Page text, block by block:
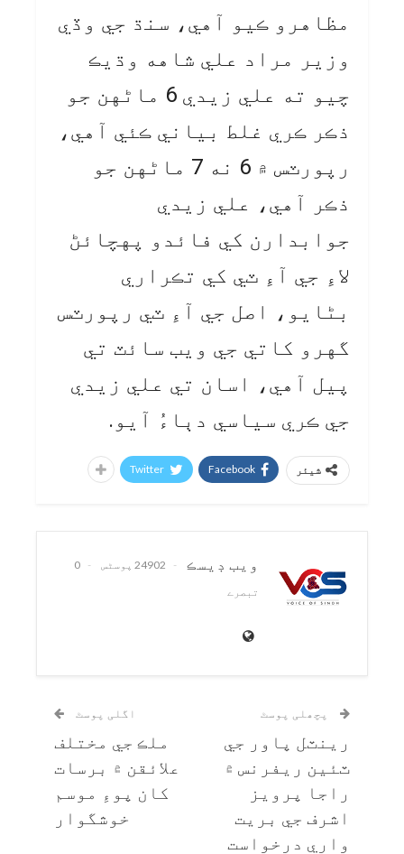
مظاهرو ڪيو آهي، سنڌ جي وڏي
وزير مراد علي شاهه وڌيڪ
چيو ته علي زيدي 6 ماڻهن جو
ذڪر ڪري غلط بياني ڪئي آهي،
رپورٽس ۾ 6 نه 7 ماڻهن جو
ذڪر آهي، علي زيدي
جوابدارن کي فائدو پهچائڻ
لاءِ جي آءِ ٽي کي تڪراري
بڻايو، اصل جي آءِ ٽي رپورٽس
گهرو کاتي جي ويب سائٽ تي
پيل آهي، اسان تي علي زيدي
جي ڪري سياسي دٻاءُ آيو.
شیئر Facebook
Twitter
ويب ڊيسڪ 24902 پوسٹس
0
تبصرے
پچھلی پوسٹ
رينٽل پاور جي
ٽئين ريفرنس ۾
راجا پرويز
اشرف جي بريت
واري درخواست
اگلی پوسٹ
ملڪ جي مختلف
علائقن ۾ برسات
کان پوءِ موسم
خوشگوار